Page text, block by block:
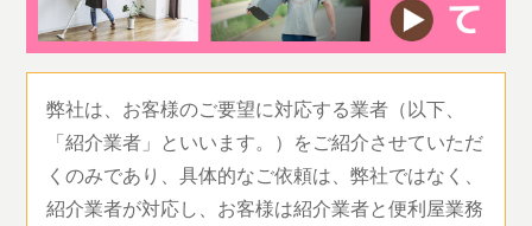
弊社は、お客様のご要望に対応する業者（以下、
「紹介業者」といいます。）をご紹介させていただ
くのみであり、具体的なご依頼は、弊社ではなく、
紹介業者が対応し、お客様は紹介業者と便利屋業務